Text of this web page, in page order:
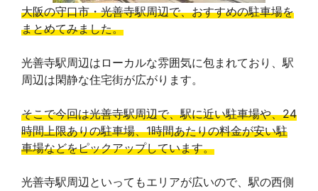
大阪の守口市・光善寺駅周辺で、おすすめの駐車場を
まとめてみました。
光善寺駅周辺はローカルな雰囲気に包まれており、駅
周辺は閑静な住宅街が広がります。
そこで今回は光善寺駅周辺で、駅に近い駐車場や、24
時間上限ありの駐車場、1時間あたりの料金が安い駐
車場などをピックアップしています。
光善寺駅周辺といってもエリアが広いので、駅の西側